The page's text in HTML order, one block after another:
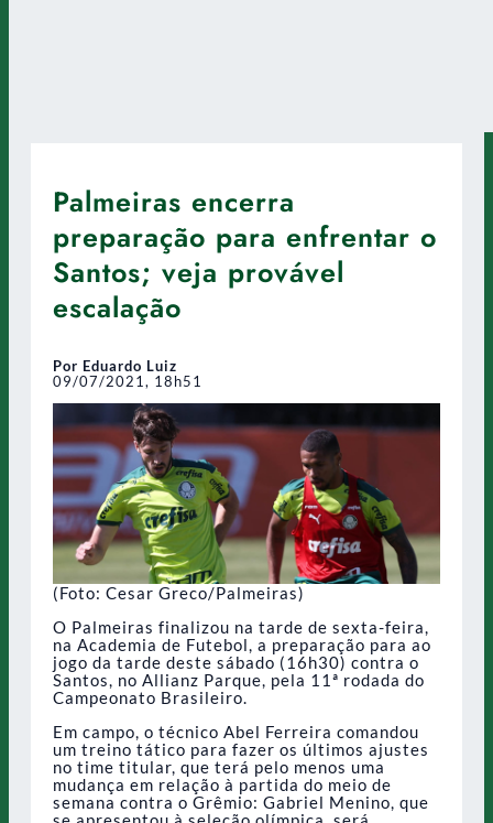
Palmeiras encerra
preparação para enfrentar o
Santos; veja provável
escalação
Por Eduardo Luiz
09/07/2021, 18h51
(Foto: Cesar Greco/Palmeiras)
O Palmeiras finalizou na tarde de sexta-feira,
na Academia de Futebol, a preparação para ao
jogo da tarde deste sábado (16h30) contra o
Santos, no Allianz Parque, pela 11ª rodada do
Campeonato Brasileiro.
Em campo, o técnico Abel Ferreira comandou
um treino tático para fazer os últimos ajustes
no time titular, que terá pelo menos uma
mudança em relação à partida do meio de
semana contra o Grêmio: Gabriel Menino, que